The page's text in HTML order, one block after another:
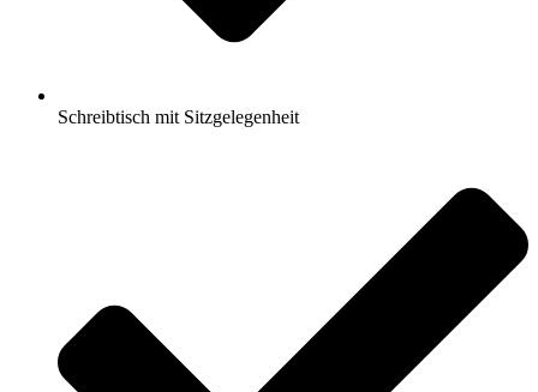
Schreibtisch mit Sitzgelegenheit